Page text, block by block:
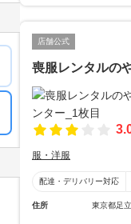
店舗公式
喪服レンタルの
服・洋服
配達・デリバリー対応
住所 東京都足